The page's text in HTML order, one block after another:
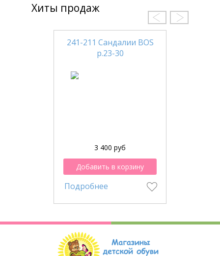
Хиты продаж
241-211 Сандалии BOS
р.23-30
3 400 руб
Добавить в корзину
Подробнее